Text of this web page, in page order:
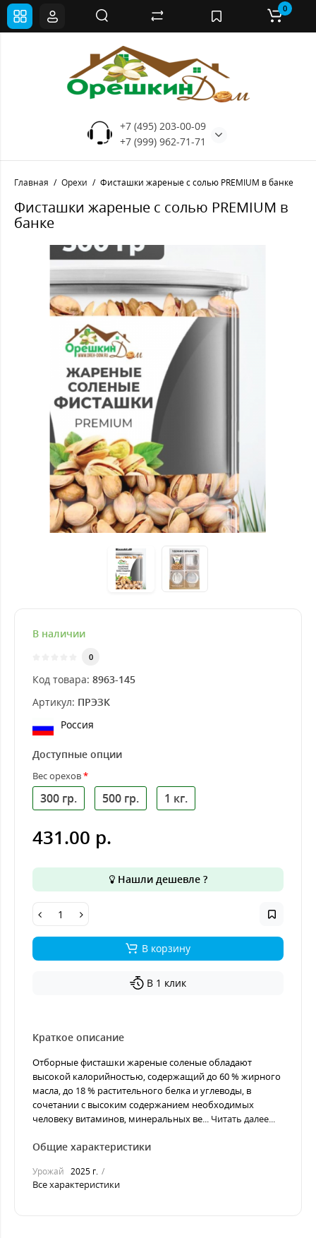
+7 (495) 203-00-09
+7 (999) 962-71-71
0
Главная Орехи Фисташки жареные с солью PREMIUM в банке
Фисташки жареные с солью PREMIUM в
банке
В наличии
0
Код товара: 8963-145
Артикул: ПРЭЗК
Россия
Доступные опции
Вес орехов
300 гр. 500 гр. 1 кг.
431.00 р.
Нашли дешевле ?
В корзину
В 1 клик
Краткое описание
Отборные фисташки жареные соленые обладают
высокой калорийностью, содержащий до 60 % жирного
масла, до 18 % растительного белка и углеводы, в
сочетании с высоким содержанием необходимых
человеку витаминов, минеральных ве... Читать далее...
Общие характеристики
Урожай 2025 г.
Все характеристики